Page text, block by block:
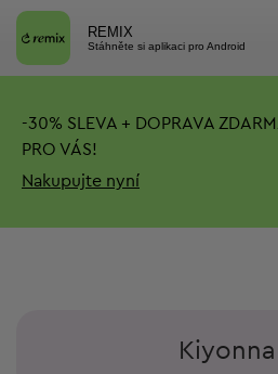
REMIX
Stáhněte si aplikaci pro Android
-30% SLEVA + DOPRAVA
PRO VÁS!
Nakupujte nyní
Kiyonna